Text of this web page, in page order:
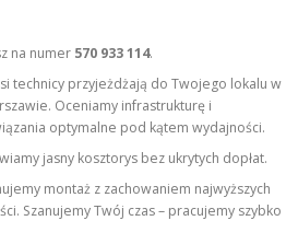
na numer 570 933 114.
technicy przyjeżdżają do Twojego lokalu w
Oceniamy infrastrukturę i
optymalne pod kątem wydajności.
jasny kosztorys bez ukrytych dopłat.
montaż z zachowaniem najwyższych
Szanujemy Twój czas – pracujemy szybko